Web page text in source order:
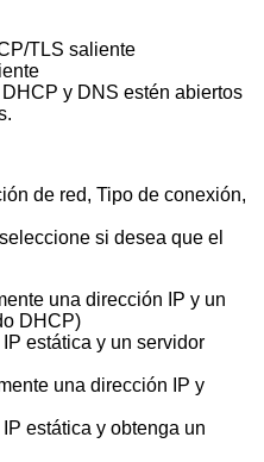
TLS saliente
y DNS estén abiertos
de red, Tipo de conexión,
si desea que el
una dirección IP y un
DHCP)
estática y un servidor
una dirección IP y
estática y obtenga un